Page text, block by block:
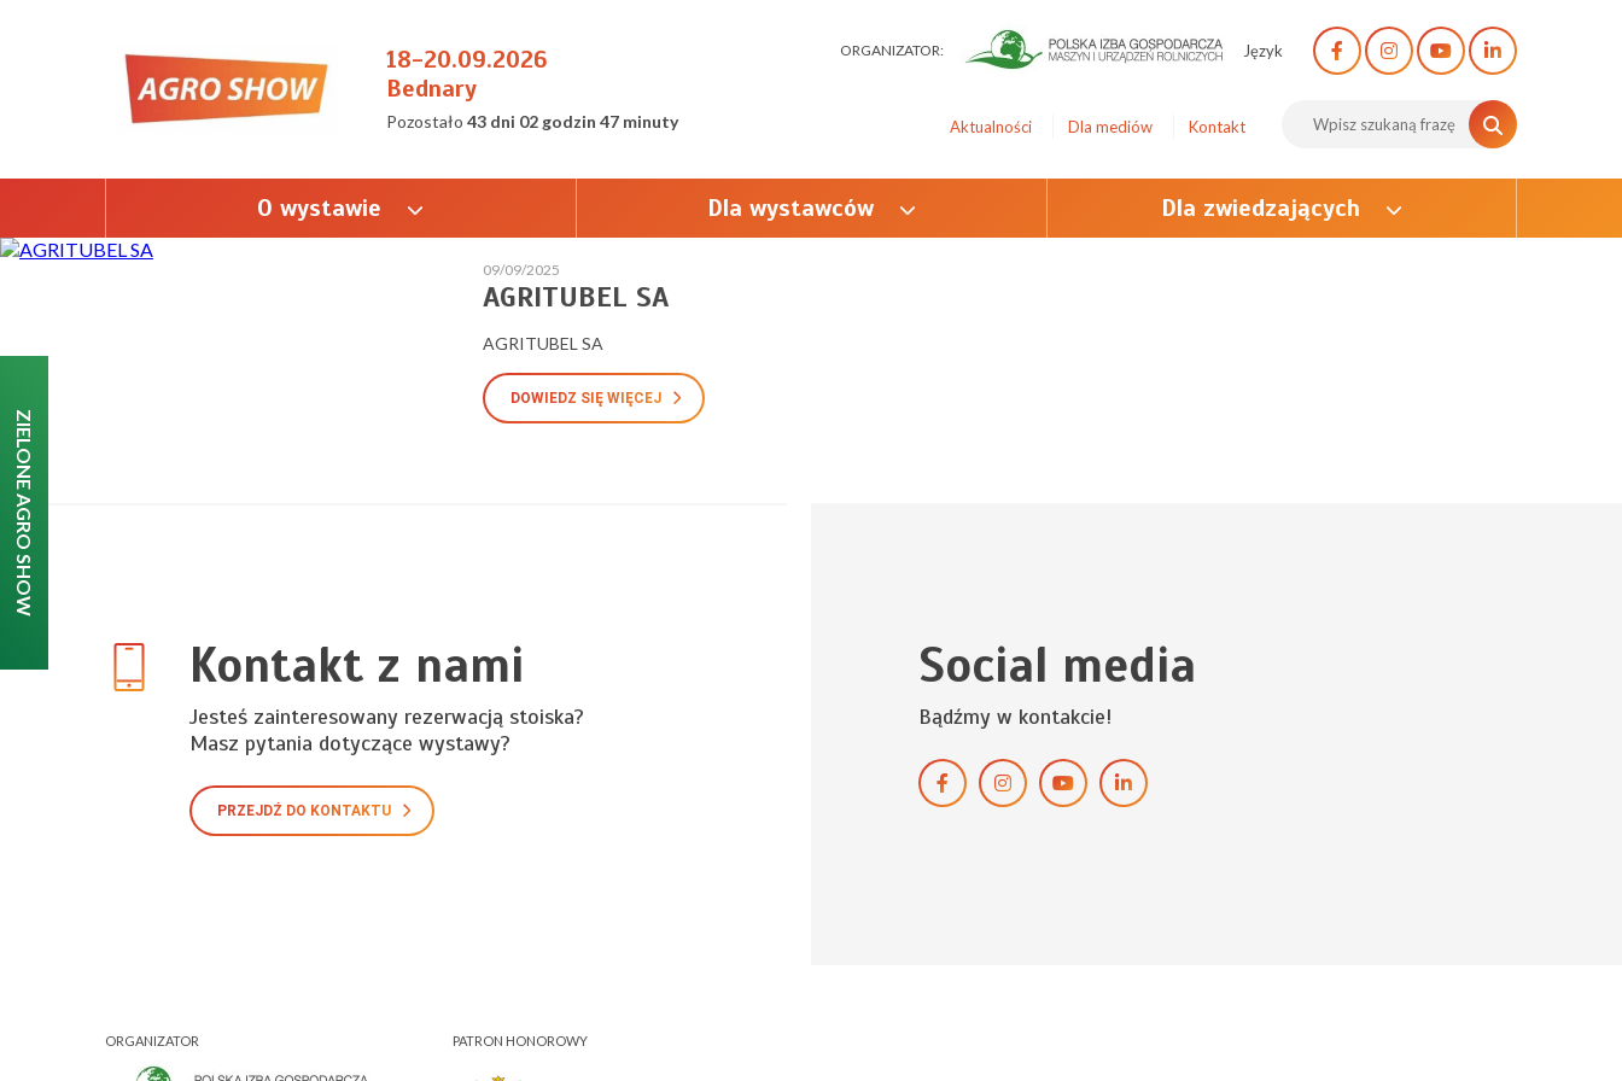
ZIELONE AGRO SHOW
18-20.09.2026
Bednary
Pozostało 43 dni 02 godzin 47 minuty
ORGANIZATOR: Język
Aktualności Dla mediów Kontakt
O wystawie Dla wystawców Dla zwiedzających
09/09/2025
AGRITUBEL SA
AGRITUBEL SA
DOWIEDZ SIĘ WIĘCEJ
Kontakt z nami
Jesteś zainteresowany rezerwacją stoiska?
Masz pytania dotyczące wystawy?
PRZEJDŹ DO KONTAKTU
Social media
Bądźmy w kontakcie!
ORGANIZATOR PATRON HONOROWY